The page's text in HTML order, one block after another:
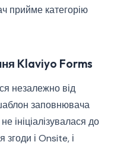
прийме категорію
Klaviyo Forms
незалежно від
заповнювача
ініціалізувалася до
і Onsite, і